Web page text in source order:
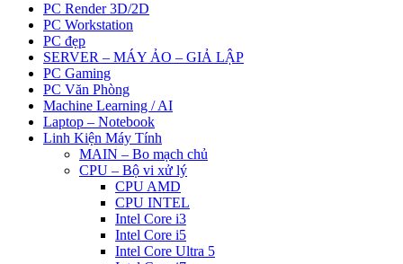
PC Render 3D/2D
PC Workstation
PC đẹp
SERVER – MÁY ẢO – GIẢ LẬP
PC Gaming
PC Văn Phòng
Machine Learning / AI
Laptop – Notebook
Linh Kiện Máy Tính
MAIN – Bo mạch chủ
CPU – Bộ vi xử lý
CPU AMD
CPU INTEL
Intel Core i3
Intel Core i5
Intel Core Ultra 5